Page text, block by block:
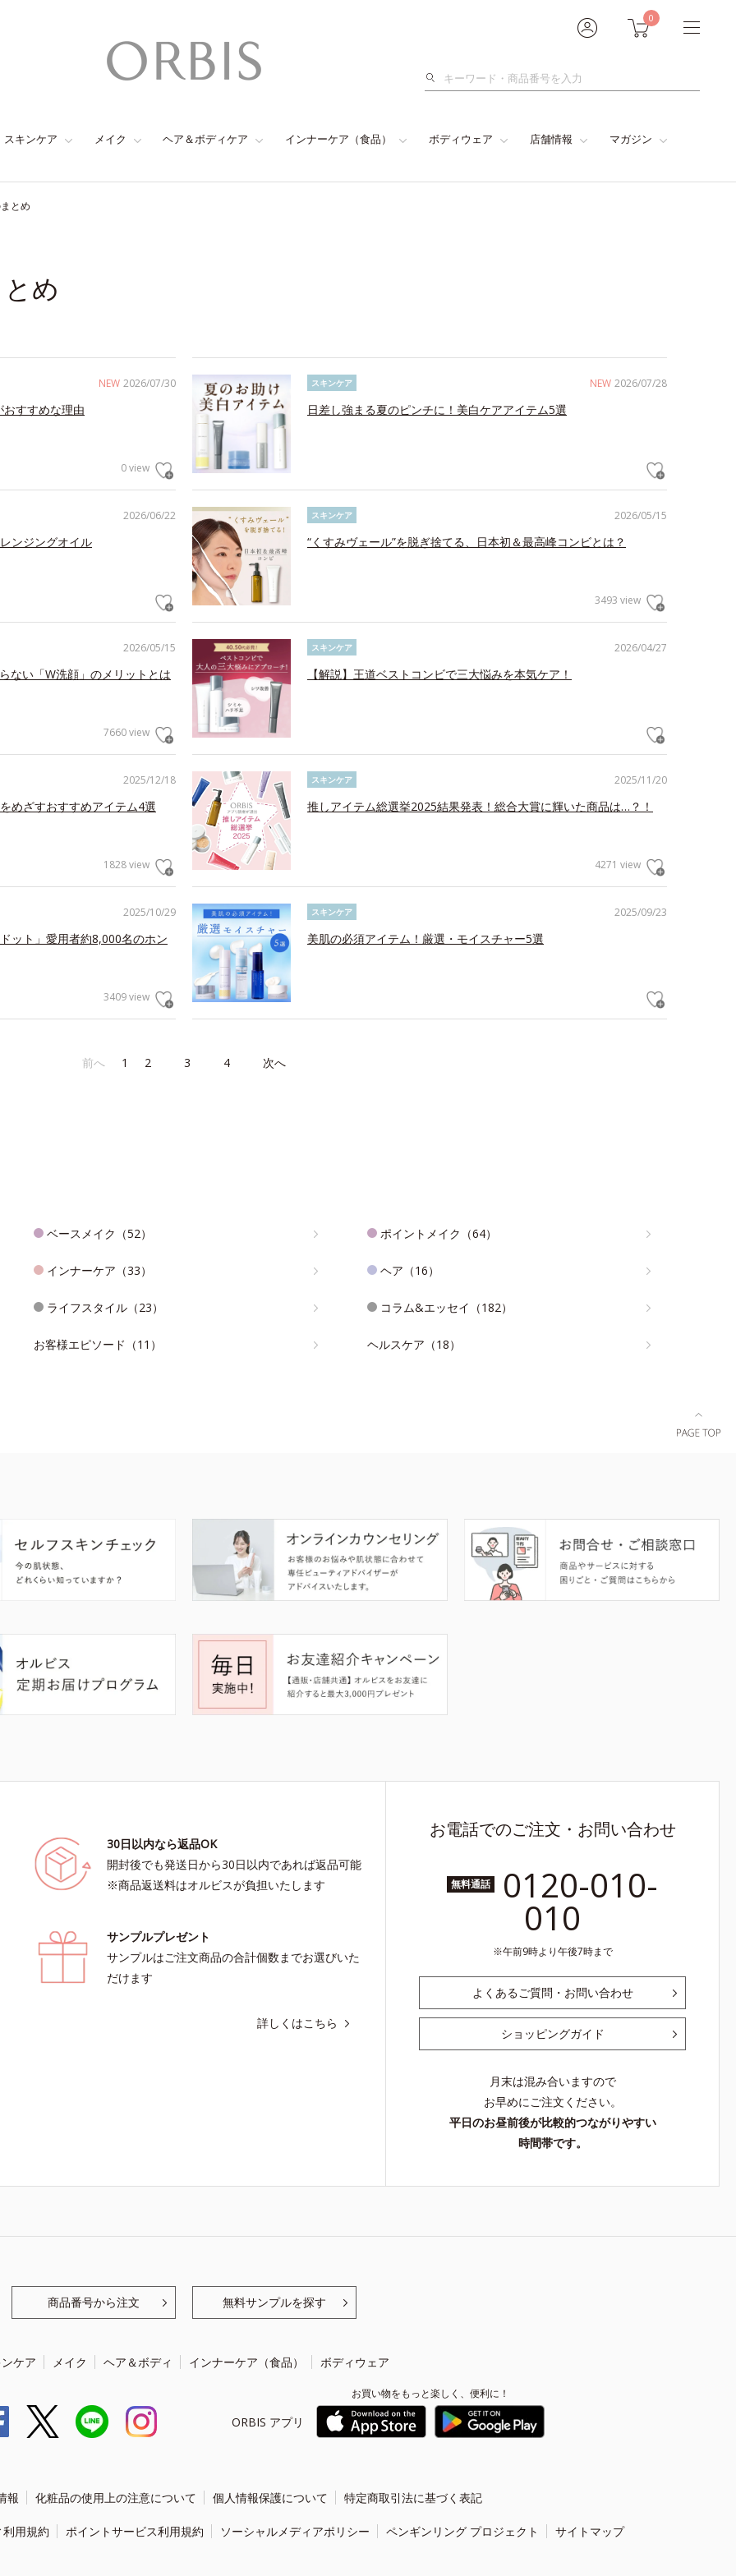
0
検
スキンケア メイク ヘア＆ボディケア インナーケア（食品） ボディウェア 店舗情報 マガジン
とめ
め
NEW 2026/07/30
すすめな理由
0 view
NEW 2026/07/28
スキンケア
日差し強まる夏のピンチに！美白ケアアイテム5選
2026/06/22
ンジングオイル
2026/05/15
スキンケア
“くすみヴェール”を脱ぎ捨てる、日本初＆最高峰コンビとは？
3493 view
2026/05/15
ない「W洗顔」のメリットとは
7660 view
2026/04/27
スキンケア
【解説】王道ベストコンビで三大悩みを本気ケア！
2025/12/18
めざすおすすめアイテム4選
1828 view
2025/11/20
スキンケア
推しアイテム総選挙2025結果発表！総合大賞に輝いた商品は…？！
4271 view
2025/10/29
ット」愛用者約8,000名のホン
3409 view
2025/09/23
スキンケア
美肌の必須アイテム！厳選・モイスチャー5選
前へ 1 2 3 4 次へ
ベースメイク（52） ポイントメイク（64）
インナーケア（33） ヘア（16）
ライフスタイル（23） コラム&エッセイ（182）
お客様エピソード（11） ヘルスケア（18）
30日以内なら返品OK
開封後でも発送日から30日以内であれば返品可能
※商品返送料はオルビスが負担いたします
サンプルプレゼント
サンプルはご注文商品の合計個数までお選びいた
だけます
詳しくはこちら
お電話でのご注文・お問い合わせ
無料通話 0120-010-
010
午前9時より午後7時まで
よくあるご質問・お問い合わせ
ショッピングガイド
月末は混み合いますので
お早めにご注文ください。
平日のお昼前後が比較的つながりやすい
時間帯です。
商品番号から注文 無料サンプルを探す
ケア メイク ヘア＆ボディ インナーケア（食品） ボディウェア
ORBIS アプリ
お買い物をもっと楽しく、便利に！
報 化粧品の使用上の注意について 個人情報保護について 特定商取引法に基づく表記
用規約 ポイントサービス利用規約 ソーシャルメディアポリシー ペンギンリング プロジェクト サイトマップ